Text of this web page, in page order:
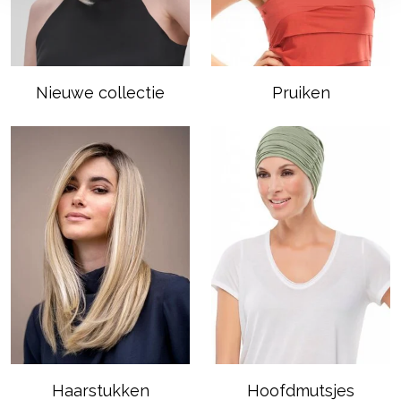
Nieuwe collectie Pruiken
Haarstukken Hoofdmutsjes